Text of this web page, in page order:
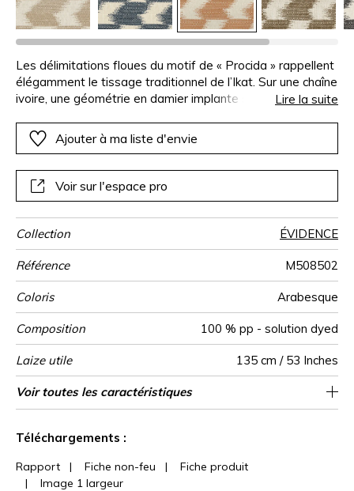
Les délimitations floues du motif de « Procida » rappellent
élégamment le tissage traditionnel de l’Ikat. Sur une chaîne
ivoire, une géométrie en damier implante sa trame
éternel ou Carbone, imite à merveille des fibres naturelles
et nobles, comme la laine vierge.
Lire la suite
Ajouter à ma liste d'envie
Voir sur l'espace pro
Collection ÉVIDENCE
Référence M508502
Coloris Arabesque
Composition 100 % pp - solution dyed
Laize utile 135 cm / 53 Inches
Raccord Raccord droit
Test
Martindale
50000
Usage
martindale
Siège à usage intensif : >40,000 cycles
(Martindale) et/ou >30,000 doubles rubs
Wyzenbeek 65000
Sens De large
Poids g/m² 705
Performance
Accoustique
aw - 0.15
Usage
Entretien
Pays d'origine Belgique
Rapport
Horizontal
23 cm / 9 Inches
Rapport
Vertical
23 cm / 9 Inches
Caractéristiques
Outdoor
Séchage rapide
Anti-moisissure
Voir toutes les caractéristiques
Téléchargements :
Rapport | Fiche non-feu |
Fiche produit
| Image 1 largeur